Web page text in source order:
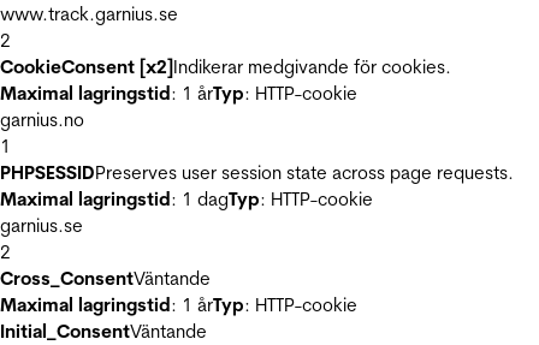
www.track.garnius.se
2
CookieConsent [x2]Indikerar medgivande för cookies.
Maximal lagringstid: 1 årTyp: HTTP-cookie
garnius.no
1
PHPSESSIDPreserves user session state across page requests.
Maximal lagringstid: 1 dagTyp: HTTP-cookie
garnius.se
2
Cross_ConsentVäntande
Maximal lagringstid: 1 årTyp: HTTP-cookie
Initial_ConsentVäntande